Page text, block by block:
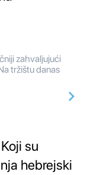
zahvaljujući
tržištu danas
su
hebrejski